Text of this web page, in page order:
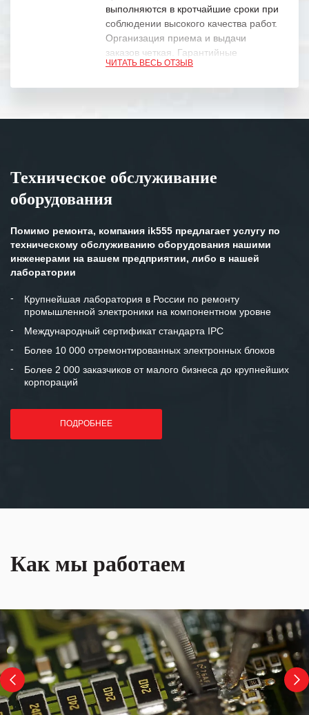
выполняются в кротчайшие сроки при
соблюдении высокого качества работ.
Организация приема и выдачи
заказов четкая. Гарантийные
обязательства выполняются в
Особенно хочется отметить высокую
клиентоориентированность
готовность помочь в самых сложных
Мы высоко ценим сложившиеся
и доверительные партнерские
отношения и искренне желаем
«Инженерной компании «555» долгих
лет успеха и процветания.
ЧИТАТЬ ВЕСЬ ОТЗЫВ
Техническое обслуживание
оборудования
Помимо ремонта, компания ik555 предлагает услугу по
техническому обслуживанию оборудования нашими
инженерами на вашем предприятии, либо в нашей
лаборатории
Крупнейшая лаборатория в России по ремонту
промышленной электроники на компонентном уровне
Международный сертификат стандарта IPC
Более 10 000 отремонтированных электронных блоков
Более 2 000 заказчиков от малого бизнеса до крупнейших
корпораций
ПОДРОБНЕЕ
Как мы работаем